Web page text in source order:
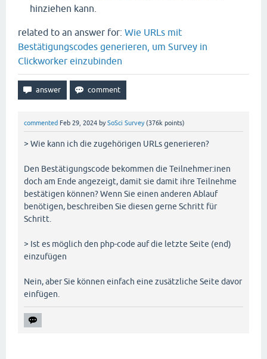
hinziehen kann.
related to an answer for: Wie URLs mit
Bestätigungscodes generieren, um Survey in
Clickworker einzubinden
commented Feb 29, 2024 bySoSci Survey (376k points)
> Wie kann ich die zugehörigen URLs generieren?
Den Bestätigungscode bekommen die Teilnehmer:inen
doch am Ende angezeigt, damit sie damit ihre Teilnehme
bestätigen können? Wenn Sie einen anderen Ablauf
benötigen, beschreiben Sie diesen gerne Schritt für
Schritt.
> Ist es möglich den php-code auf die letzte Seite (end)
einzufügen
Nein, aber Sie können einfach eine zusätzliche Seite davor
einfügen.